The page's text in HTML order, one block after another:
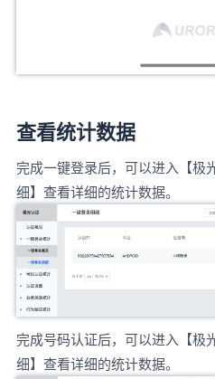
查看统计数据
完成一键登录后，可以进入【极
细】查看详细的统计数据。
完成号码认证后，可以进入【极
细】查看详细的统计数据。